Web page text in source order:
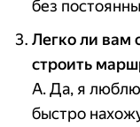
без
Легко ли вам
строить
А. Да, я люблю
быстро